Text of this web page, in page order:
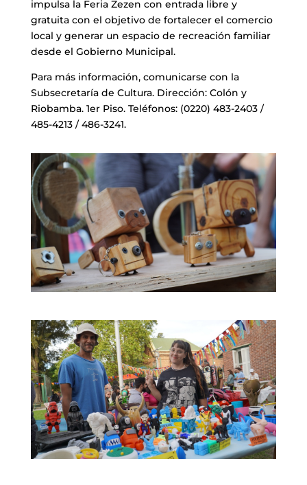
impulsa la Feria Zezen con entrada libre y
gratuita con el objetivo de fortalecer el comercio
local y generar un espacio de recreación familiar
desde el Gobierno Municipal.
Para más información, comunicarse con la
Subsecretaría de Cultura. Dirección: Colón y
Riobamba. 1er Piso. Teléfonos: (0220) 483-2403 /
485-4213 / 486-3241.